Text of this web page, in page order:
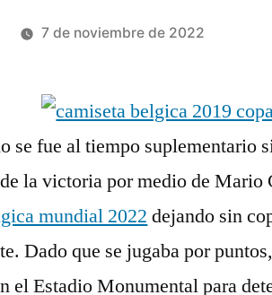
7 de noviembre de 2022
se fue al tiempo suplementario
la victoria por medio de Mario
mundial 2022 dejando sin
Dado que se jugaba por
el Estadio Monumental para